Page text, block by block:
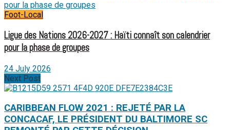
Foot-Local
Ligue des Nations 2026-2027 : Haïti connaît son calendrier
pour la phase de groupes
24 July 2026
Next Post
CARIBBEAN FLOW 2021 : REJETÉ PAR LA
CONCACAF, LE PRÉSIDENT DU BALTIMORE SC